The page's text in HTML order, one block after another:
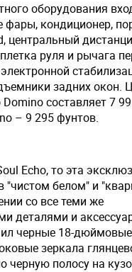
оборудования
фары, кондиционер,
центральный
руля и рычага
задних окон.
составляет 7
– 9 295 фунтов.
Echo, то эта
"чистом белом" и
со все теми же
деталями и
черные 18-
зеркала
черную полосу на